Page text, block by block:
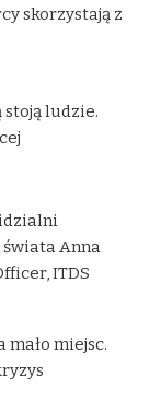
skorzystają z
ludzie.
Anna
ITDS
mało miejsc.